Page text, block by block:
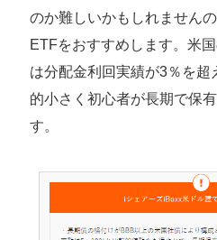
のか難しいかもしれません
ETFをおすすめします。米
は分配金利回実績が3％を超
的小さく初心者が長期で保
す。